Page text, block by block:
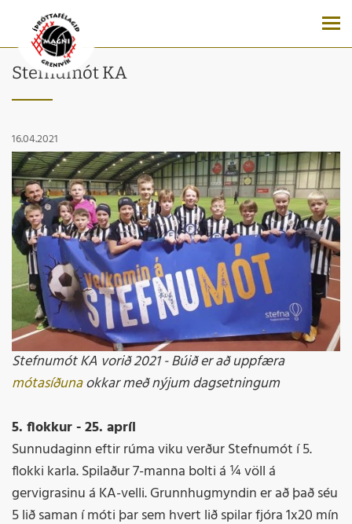
Stefnumót KA
16.04.2021
Stefnumót KA vorið 2021 - Búið er að uppfæra
mótasíðunaokkar með nýjum dagsetningum
5. flokkur - 25. apríl
Sunnudaginn eftir rúma viku verður Stefnumót í 5.
flokki karla. Spilaður 7-manna bolti á ¼ völl á
gervigrasinu á KA-velli. Grunnhugmyndin er að það séu
5 lið saman í móti þar sem hvert lið spilar fjóra 1x20 mín